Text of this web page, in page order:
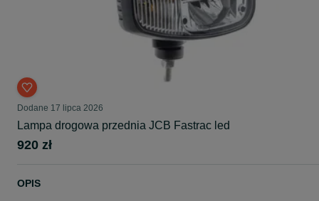
Dodane 17 lipca 2026
Lampa drogowa przednia JCB Fastrac led
920 zł
OPIS